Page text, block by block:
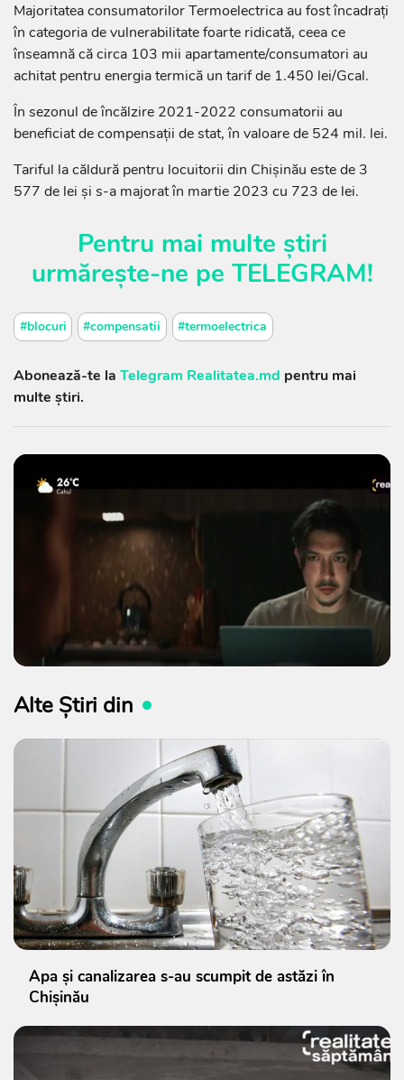
Majoritatea consumatorilor Termoelectrica au fost încadrați
în categoria de vulnerabilitate foarte ridicată, ceea ce
înseamnă că circa 103 mii apartamente/consumatori au
achitat pentru energia termică un tarif de 1.450 lei/Gcal.
În sezonul de încălzire 2021-2022 consumatorii au
beneficiat de compensații de stat, în valoare de 524 mil. lei.
Tariful la căldură pentru locuitorii din Chișinău este de 3
577 de lei și s-a majorat în martie 2023 cu 723 de lei.
Pentru mai multe știri
urmărește-ne pe TELEGRAM!
#blocuri #compensatii #termoelectrica
Abonează-te la Telegram Realitatea.md pentru mai
multe știri.
Alte Știri din
Apa și canalizarea s-au scumpit de astăzi în
Chișinău